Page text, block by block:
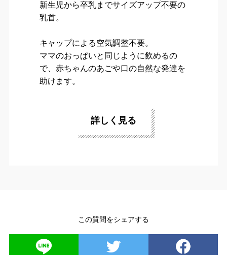
新生児から卒乳までサイズアップ不要の
乳首。
キャップによる空気調整不要。
ママのおっぱいと同じように飲めるの
で、赤ちゃんのあごや口の自然な発達を
助けます。
詳しく見る
この質問をシェアする